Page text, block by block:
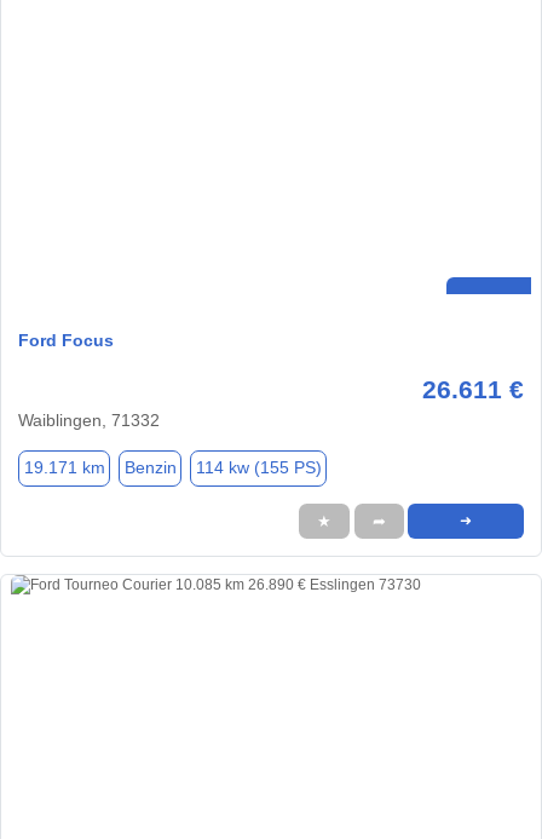
Ford Focus
26.611 €
Waiblingen, 71332
19.171 km Benzin 114 kw (155 PS)
★ ➦ ➜